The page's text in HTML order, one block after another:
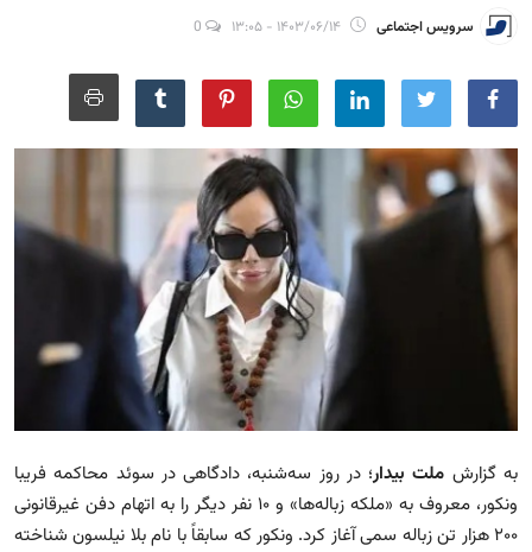
سیاست
جامعه
مجله
عکس
فیلم
سرویس اجتماعی ۱۴۰۳/۰۶/۱۴ - ۱۳:۰۵
به گزارش ملت بیدار؛ در روز سه‌شنبه، دادگاهی در سوئد محاکمه فریبا
ونکور، معروف به «ملکه زباله‌ها» و ۱۰ نفر دیگر را به اتهام دفن غیرقانونی
۲۰۰ هزار تن زباله سمی آغاز کرد. ونکور که سابقاً با نام بلا نیلسون شناخته